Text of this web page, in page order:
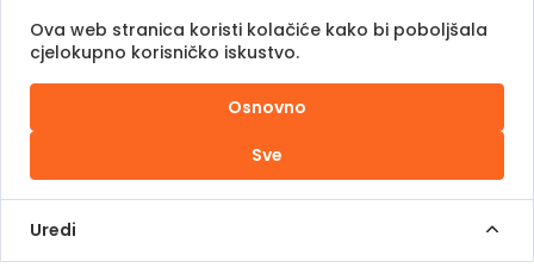
Pomozi.ba Novosti
Kontaktirajte nas
Kontakt Info
+387 62 839 000
info@pomoziba.org
Ova web stranica koristi kolačiće kako bi poboljšala
cjelokupno korisničko iskustvo.
Osnovno
Sve
Uredi